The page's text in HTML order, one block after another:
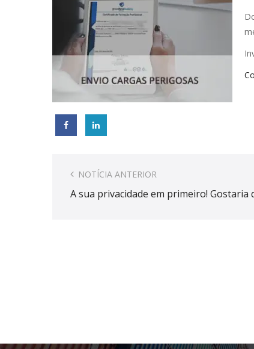
navigation
NOTÍCIA ANTERIOR
A sua privacidade em primeiro! Gostaria